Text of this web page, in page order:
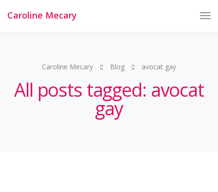
Caroline Mecary
Caroline Mecary Blog avocat gay
All posts tagged: avocat
gay